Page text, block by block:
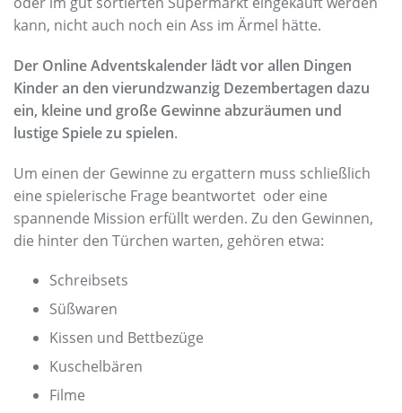
kann, nicht auch noch ein Ass im Ärmel hätte.
Der Online Adventskalender lädt vor allen Dingen
Kinder an den vierundzwanzig Dezembertagen dazu
ein, kleine und große Gewinne abzuräumen und
lustige Spiele zu spielen.
Um einen der Gewinne zu ergattern muss schließlich
eine spielerische Frage beantwortet oder eine
spannende Mission erfüllt werden. Zu den Gewinnen,
die hinter den Türchen warten, gehören etwa:
Schreibsets
Süßwaren
Kissen und Bettbezüge
Kuschelbären
Filme